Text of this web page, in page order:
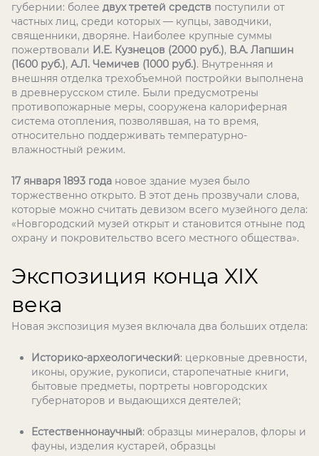
губернии: более двух третей средств поступили от
частных лиц, среди которых — купцы, заводчики,
священники, дворяне. Наиболее крупные суммы
пожертвовали И.Е. Кузнецов (2000 руб.), В.А. Лапшин
(1600 руб.), А.Л. Чемичев (1000 руб.). Внутренняя и
внешняя отделка трехобъемной постройки выполнена
в древнерусском стиле. Были предусмотрены
противопожарные меры, сооружена калориферная
система отопления, позволявшая, на то время,
относительно поддерживать температурно-
влажностный режим.
17 января 1893 года новое здание музея было
торжественно открыто. В этот день прозвучали слова,
которые можно считать девизом всего музейного дела:
«Новгородский музей открыт и становится отныне под
охрану и покровительство всего местного общества».
Экспозиция конца XIX
века
Новая экспозиция музея включала два больших отдела:
Историко-археологический: церковные древности,
иконы, оружие, рукописи, старопечатные книги,
бытовые предметы, портреты новгородских
губернаторов и выдающихся деятелей;
Естественнонаучный: образцы минералов, флоры и
фауны, изделия кустарей, образцы